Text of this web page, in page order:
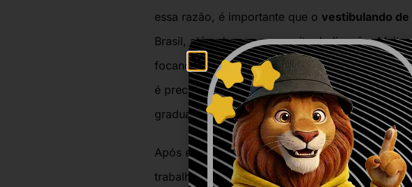
essa razão, é importante que o vestibulando de
Brasil, além de requerer muita dedicação.
focando apenas no status da profissão e na
é preciso enfrentar uma jornada longa e
graduação e dois anos (opcionais) de
Após esse período, o médico deve se
trabalho bastante exaustiva, além de precisar